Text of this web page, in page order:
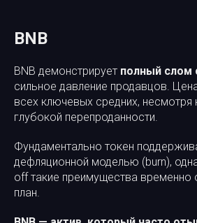
BNB
BNB демонстрирует полный слом
сильное давление продавцов.
всех ключевых средних, несмотря
глубокой перепроданности.
Фундаментально токен
дефляционной моделью (burn),
off такие преимущества временно
план.